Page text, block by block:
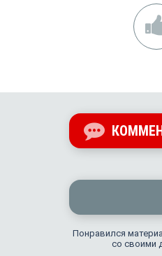
Понравился
со своими